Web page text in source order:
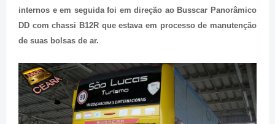
internos e em seguida foi em direção ao Busscar Panorâmico
DD com chassi B12R que estava em processo de manutenção
de suas bolsas de ar.